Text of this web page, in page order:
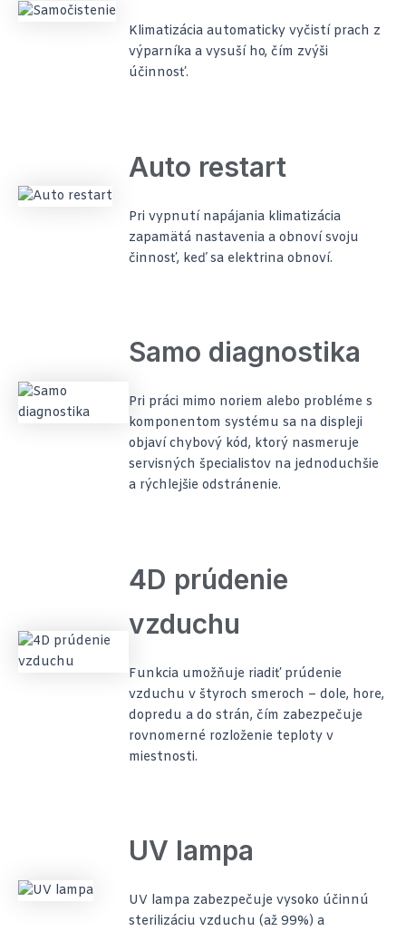
Klimatizácia automaticky vyčistí prach z
výparníka a vysuší ho, čím zvýši
účinnosť.
Auto restart
Pri vypnutí napájania klimatizácia
zapamätá nastavenia a obnoví svoju
činnosť, keď sa elektrina obnoví.
Samo diagnostika
Pri práci mimo noriem alebo probléme s
komponentom systému sa na displeji
objaví chybový kód, ktorý nasmeruje
servisných špecialistov na jednoduchšie
a rýchlejšie odstránenie.
4D prúdenie
vzduchu
Funkcia umožňuje riadiť prúdenie
vzduchu v štyroch smeroch – dole, hore,
dopredu a do strán, čím zabezpečuje
rovnomerné rozloženie teploty v
miestnosti.
UV lampa
UV lampa zabezpečuje vysoko účinnú
sterilizáciu vzduchu (až 99%) a